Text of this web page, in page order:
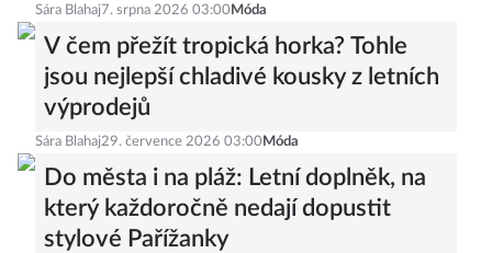
Sára Blahaj 7. srpna 2026 03:00 Móda
V čem přežít tropická horka? Tohle
jsou nejlepší chladivé kousky z letních
výprodejů
Sára Blahaj29. července 2026 03:00 Móda
Do města i na pláž: Letní doplněk, na
který každoročně nedají dopustit
stylové Pařížanky